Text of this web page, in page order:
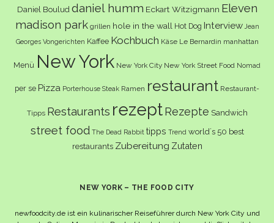
Daniel Boulud daniel humm Eckart Witzigmann Eleven
madison park grillen hole in the wall Hot Dog Interview Jean
Georges Vongerichten Kaffee Kochbuch Käse Le Bernardin manhattan
Menü New York New York City New York Street Food Nomad
per se Pizza Porterhouse Steak Ramen restaurant Restaurant-
Tipps Restaurants rezept Rezepte Sandwich
street food The Dead Rabbit tipps Trend world´s 50 best
restaurants Zubereitung Zutaten
NEW YORK – THE FOOD CITY
newfoodcity.de ist ein kulinarischer Reiseführer durch New York City und